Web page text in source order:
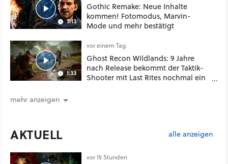
3:13
Gothic Remake: Neue Inhalte
kommen! Fotomodus, Marvin-
Mode und mehr bestätigt
1:33
vor einem Tag
Ghost Recon Wildlands: 9 Jahre
nach Release bekommt der Taktik-
Shooter mit Last Rites nochmal ein
mehr anzeigen
AKTUELL alle anzeigen
vor 15 Stunden